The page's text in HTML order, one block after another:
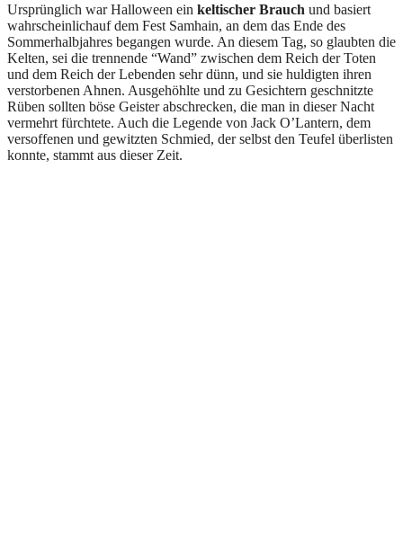
Ursprünglich war Halloween ein keltischer Brauch und basiert
wahrscheinlichauf dem Fest Samhain, an dem das Ende des
Sommerhalbjahres begangen wurde. An diesem Tag, so glaubten die
Kelten, sei die trennende “Wand” zwischen dem Reich der Toten
und dem Reich der Lebenden sehr dünn, und sie huldigten ihren
verstorbenen Ahnen. Ausgehöhlte und zu Gesichtern geschnitzte
Rüben sollten böse Geister abschrecken, die man in dieser Nacht
vermehrt fürchtete. Auch die Legende von Jack O’Lantern, dem
versoffenen und gewitzten Schmied, der selbst den Teufel überlisten
konnte, stammt aus dieser Zeit.